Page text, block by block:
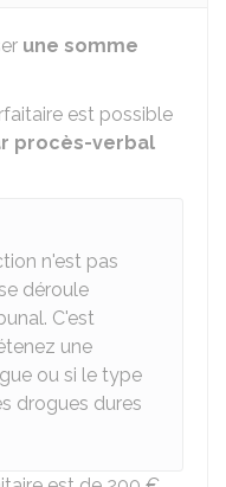
une somme
est possible
procès-verbal
n'est pas
déroule
C'est
une
ou si le type
drogues dures